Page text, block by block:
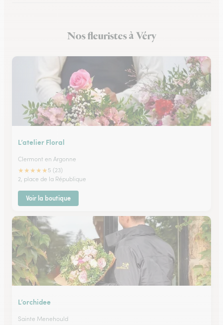
Fleuristes à Clermont-en-Argonne
Nos fleuristes à Véry
L’atelier Floral
Clermont en Argonne
★★★★★ 5 (23)
2, place de la République
Voir la boutique
L’orchidee
Sainte Menehould